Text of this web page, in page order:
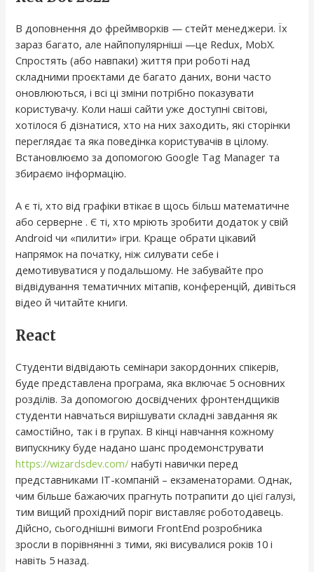
В доповнення до фреймворків — стейт менеджери. Їх
зараз багато, але найпопулярніші —це Redux, MobX.
Спростять (або навпаки) життя при роботі над
складними проєктами де багато даних, вони часто
оновлюються, і всі ці зміни потрібно показувати
користувачу. Коли наші сайти уже доступні світові,
хотілося б дізнатися, хто на них заходить, які сторінки
переглядає та яка поведінка користувачів в цілому.
Встановлюємо за допомогою Google Tag Manager та
збираємо інформацію.
А є ті, хто від графіки втікає в щось більш математичне
або серверне . Є ті, хто мріють зробити додаток у свій
Android чи «пилити» ігри. Краще обрати цікавий
напрямок на початку, ніж силувати себе і
демотивуватися у подальшому. Не забувайте про
відвідування тематичних мітапів, конференцій, дивіться
відео й читайте книги.
React
Студенти відвідають семінари закордонних спікерів,
буде представлена ​​програма, яка включає 5 основних
розділів. За допомогою досвідчених фронтендщиків
студенти навчаться вирішувати складні завдання як
самостійно, так і в групах. В кінці навчання кожному
випускнику буде надано шанс продемонструвати
https://wizardsdev.com/ набуті навички перед
представниками IT-компаній – екзаменаторами. Однак,
чим більше бажаючих прагнуть потрапити до цієї галузі,
тим вищий прохідний поріг виставляє роботодавець.
Дійсно, сьогоднішні вимоги FrontEnd розробника
зросли в порівнянні з тими, які висувалися років 10 і
навіть 5 назад.